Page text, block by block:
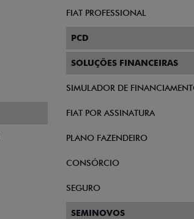
FIAT PROFESSIONAL
PCD
SOLUÇÕES FINANCEIRAS
SIMULADOR DE
FIAT POR ASSINATURA
PLANO FAZENDEIRO
CONSÓRCIO
SEGURO
SEMINOVOS